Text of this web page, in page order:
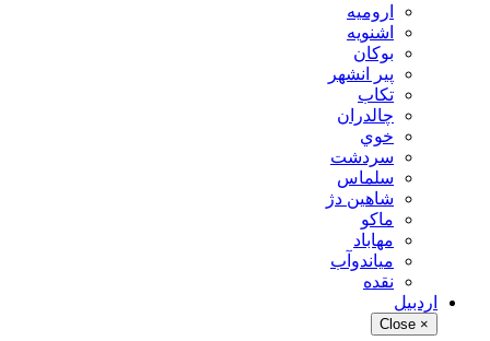
اروميه
اشنويه
بوكان
پير انشهر
تكاب
چالدران
خوي
سردشت
سلماس
شاهين دژ
ماكو
مهاباد
مياندوآب
نقده
اردبيل
×
Close